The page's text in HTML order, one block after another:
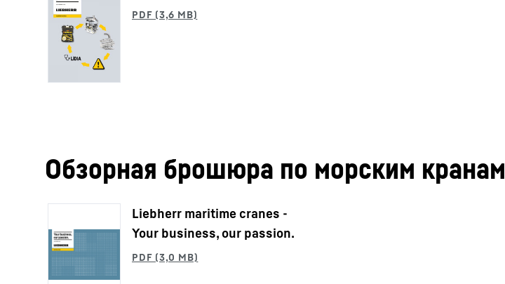
Обзорная брошюра по морским кранам
Liebherr maritime cranes -
Your business, our passion.